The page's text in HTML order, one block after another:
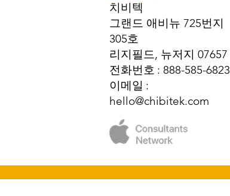
치비텍
그랜드 애비뉴 725번지
305호
리지필드, 뉴저지 07657
전화번호 : 888-585-6823
이메일 :
hello@chibitek.com